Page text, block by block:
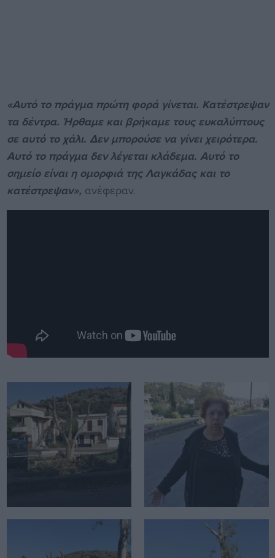
«Αυτό το πράγμα πρώτη φορά γίνεται. Κατέστρεψαν
τα δέντρα. Ήρθαμε και βρήκαμε τους ευκαλύπτους
σε αυτό το χάλι. Δεν μπορούσε να γίνει χειρότερα.
Αυτό το πράγμα δεν λέγεται κλάδεμα. Αυτό το
σημείο είναι η ομορφιά της Λαγκάδας και το
κατέστρεψαν», ανέφεραν.